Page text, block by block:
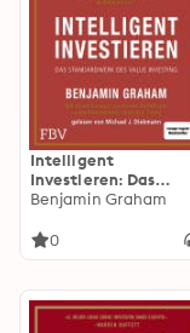
Intelligent
Investieren: Das
Standardwerk des
Benjamin Graham
0